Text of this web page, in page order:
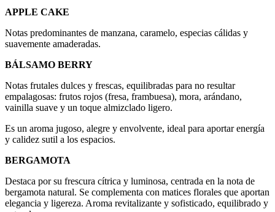
APPLE CAKE
Notas predominantes de manzana, caramelo, especias cálidas y
suavemente amaderadas.
BÁLSAMO BERRY
Notas frutales dulces y frescas, equilibradas para no resultar
empalagosas: frutos rojos (fresa, frambuesa), mora, arándano,
vainilla suave y un toque almizclado ligero.
Es un aroma jugoso, alegre y envolvente, ideal para aportar energía
y calidez sutil a los espacios.
BERGAMOTA
Destaca por su frescura cítrica y luminosa, centrada en la nota de
bergamota natural. Se complementa con matices florales que aportan
elegancia y ligereza. Aroma revitalizante y sofisticado, equilibrado y